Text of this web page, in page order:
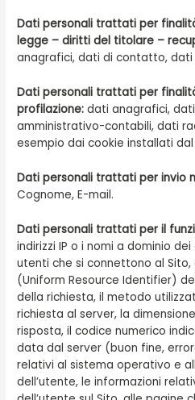
Dati personali trattati per
legge – diritti del titolare –
anagrafici, dati di contatto,
Dati personali trattati per
profilazione: dati anagrafici,
amministrativo-contabili, dati
esempio dai cookie installati dal
Dati personali trattati per invio
Cognome, E-mail.
Dati personali trattati per il
indirizzi IP o i nomi a dominio
utenti che si connettono al Sito,
(Uniform Resource Identifier)
della richiesta, il metodo
richiesta al server, la
risposta, il codice numerico
data dal server (buon fine,
relativi al sistema operativo e
dell’utente, le informazioni